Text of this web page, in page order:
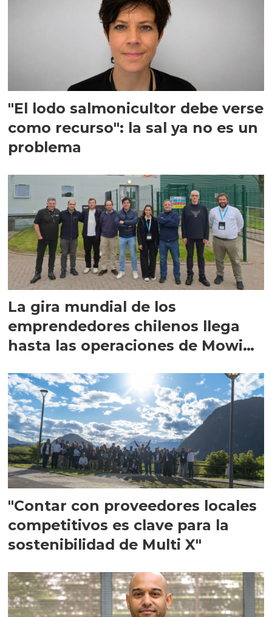
"El lodo salmonicultor debe verse
como recurso": la sal ya no es un
problema
La gira mundial de los
emprendedores chilenos llega
hasta las operaciones de Mowi
"Contar con proveedores locales
competitivos es clave para la
sostenibilidad de Multi X"